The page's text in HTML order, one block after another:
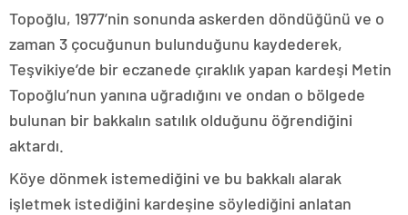
Topoğlu, 1977’nin sonunda askerden döndüğünü ve o
zaman 3 çocuğunun bulunduğunu kaydederek,
Teşvikiye’de bir eczanede çıraklık yapan kardeşi Metin
Topoğlu’nun yanına uğradığını ve ondan o bölgede
bulunan bir bakkalın satılık olduğunu öğrendiğini
aktardı.
Köye dönmek istemediğini ve bu bakkalı alarak
işletmek istediğini kardeşine söylediğini anlatan